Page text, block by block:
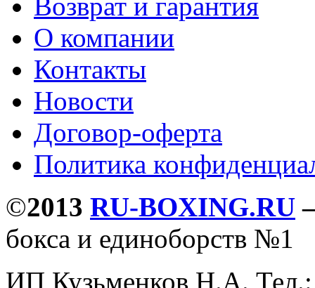
Возврат и гарантия
О компании
Контакты
Новости
Договор-оферта
Политика
©2013 RU-BOXING.RU
бокса и единоборств №1
ИП Кузьменков Н.А.